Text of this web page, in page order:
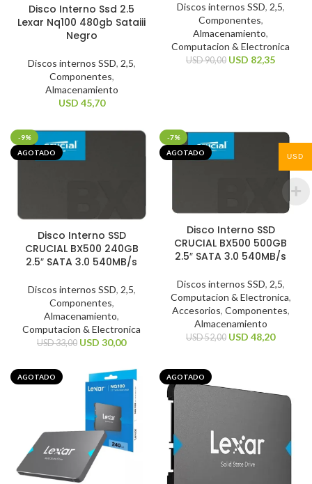
Disco Interno Ssd 2.5
Lexar Nq100 480gb Sataiii
Negro
Discos internos SSD, 2,5,
Componentes,
Almacenamiento
USD 45,70
Discos internos SSD, 2,5,
Componentes,
Almacenamiento,
Computacion & Electronica
USD90,00 USD 82,35
-9%
AGOTADO
Disco Interno SSD
CRUCIAL BX500 240GB
2.5″ SATA 3.0 540MB/s
Discos internos SSD, 2,5,
Componentes,
Almacenamiento,
Computacion & Electronica
USD33,00 USD 30,00
-7%
AGOTADO
Disco Interno SSD
CRUCIAL BX500 500GB
2.5″ SATA 3.0 540MB/s
Discos internos SSD, 2,5,
Computacion & Electronica,
Accesorios, Componentes,
Almacenamiento
USD52,00 USD 48,20
AGOTADO AGOTADO
USD